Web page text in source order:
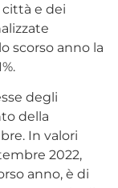
e dei
scorso anno la
degli
della
In valori
2022,
anno, è di